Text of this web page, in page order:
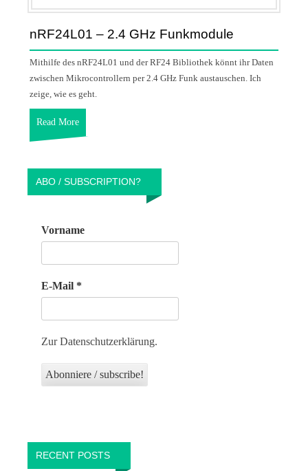
nRF24L01 – 2.4 GHz Funkmodule
Mithilfe des nRF24L01 und der RF24 Bibliothek könnt ihr Daten
zwischen Mikrocontrollern per 2.4 GHz Funk austauschen. Ich
zeige, wie es geht.
Read More
ABO / SUBSCRIPTION?
Vorname
E-Mail *
Zur Datenschutzerklärung.
RECENT POSTS